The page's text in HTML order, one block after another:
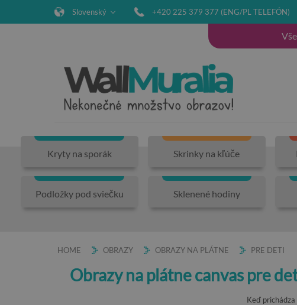
Slovenský +420 225 379 377 (ENG/PL TELEFÓN)
Kryty na sporák Skrinky na kľúče
Podložky pod sviečku Sklenené hodiny
HOME OBRAZY OBRAZY NA PLÁTNE PRE DETI
Obrazy na plátne canvas pre
Keď